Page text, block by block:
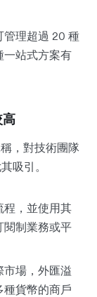
管理超過 20 種
一站式方案有
，對技術團隊
吸引。
程，並使用其
閱制業務或平
場，外匯溢
貨幣的商戶